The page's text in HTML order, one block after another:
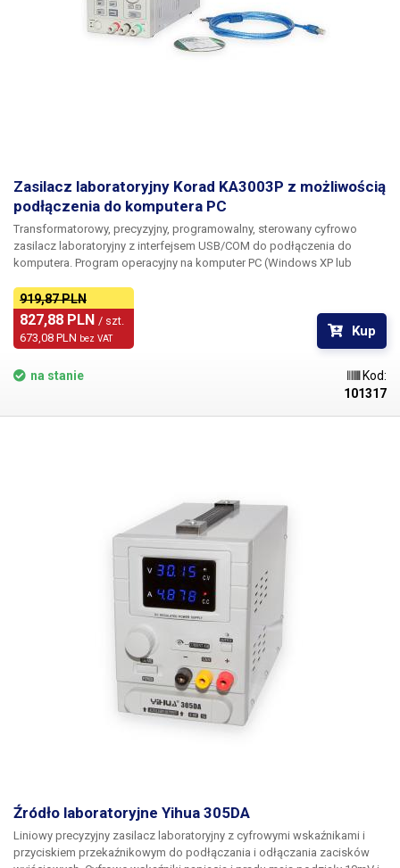
Zasilacz laboratoryjny Korad KA3003P z możliwością
podłączenia do komputera PC
Transformatorowy, precyzyjny, programowalny, sterowany cyfrowo
zasilacz laboratoryjny z interfejsem USB/COM do podłączenia do
komputera. Program operacyjny na komputer PC (Windows XP lub
wykreśla przebieg napięcia wyjściowego na zaciskach, a także wykres
poboru prądu. Oprócz wykresu, wartości napięcia i prądu mogą być
rejestrowane w czasie i wyświetlane w tabeli. Funkcja
zaprogramowanego przełączania zasilacza w określonych odstępach
liniach produkcyjnych lub, na przykład, do symulacji sztucznego
919,87 PLN
827,88 PLN / szt.
673,08 PLN bez VAT Kup
na stanie
Kod:
101317
Źródło laboratoryjne Yihua 305DA
Liniowy precyzyjny zasilacz laboratoryjny z cyfrowymi wskaźnikami i
przyciskiem przekaźnikowym do podłączania i odłączania zacisków